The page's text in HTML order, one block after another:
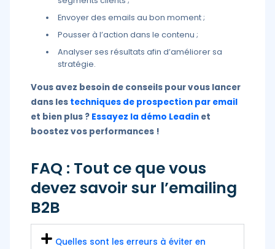
Envoyer des emails au bon moment ;
Pousser à l’action dans le contenu ;
Analyser ses résultats afin d’améliorer sa
stratégie.
Vous avez besoin de conseils pour vous lancer
dans les techniques de prospection par email
et bien plus ? Essayez la démo Leadin et
boostez vos performances !
FAQ : Tout ce que vous
devez savoir sur l’emailing
B2B
Quelles sont les erreurs à éviter en